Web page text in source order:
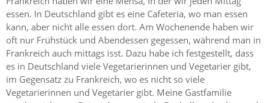
essen. In Deutschland gibt es eine Cafeteria, wo man essen
kann, aber nicht alle essen dort. Am Wochenende haben wir
oft nur Frühstück und Abendessen gegessen, während man in
Frankreich auch mittags isst. Dazu habe ich festgestellt, dass
es in Deutschland viele Vegetarierinnen und Vegetarier gibt,
im Gegensatz zu Frankreich, wo es nicht so viele
Vegetarierinnen und Vegetarier gibt. Meine Gastfamilie